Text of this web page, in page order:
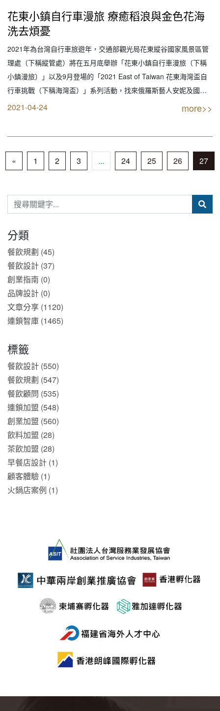
花東小鎮自行車漫旅 療癒稻浪與金色花海
洗去煩憂
2021年為台灣自行車旅遊年，交通部觀光局花東縱谷國家風景區管
理處（下稱縱管處）將在五月底舉辦「花東小鎮自行車漫旅（下稱
小鎮漫旅）」以及9月登場的「2021 East of Taiwan 花東海灣盃自
行車挑戰（下稱海灣盃）」系列活動，找來俄羅斯藝人安妮及國際
作家兼主持人吉雷米分別擔任小鎮漫旅代言人及海灣盃代言人。花
2021-04-24 more>>
« 1 2 3 ... 24 25 26 27
分類
餐飲規劃 (45)
餐飲設計 (37)
創業指南 (0)
品牌設計 (0)
文章分享 (1120)
連鎖智庫 (1465)
標籤
餐飲設計 (550)
餐飲規劃 (547)
餐飲顧問 (535)
連鎖加盟 (548)
創業加盟 (560)
飲料加盟 (28)
茶飲加盟 (28)
早餐店設計 (1)
顧客體驗 (1)
火鍋店案例 (1)